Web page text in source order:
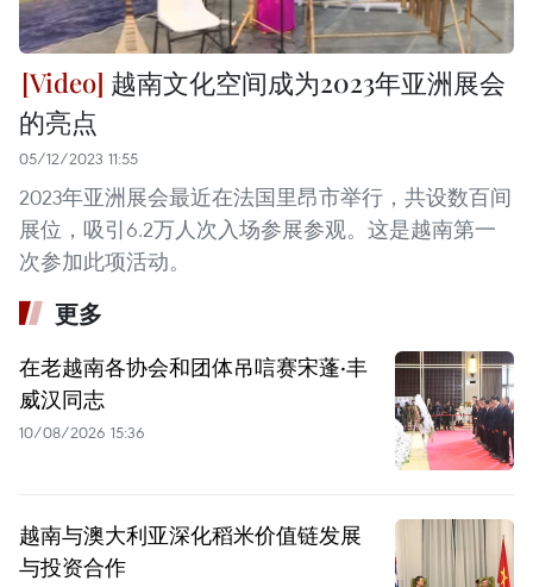
越南文化空间成为2023年亚洲展会
的亮点
05/12/2023 11:55
2023年亚洲展会最近在法国里昂市举行，共设数百间
展位，吸引6.2万人次入场参展参观。这是越南第一
次参加此项活动。
更多
在老越南各协会和团体吊唁赛宋蓬·丰
威汉同志
10/08/2026 15:36
越南与澳大利亚深化稻米价值链发展
与投资合作